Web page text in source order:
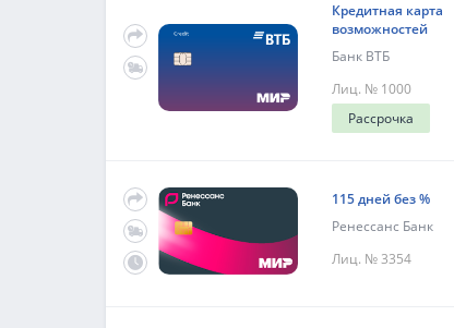
Кредитная карта
возможностей
Банк ВТБ
Лиц. № 1000
Рассрочка
115 дней без %
Ренессанс Банк
Лиц. № 3354